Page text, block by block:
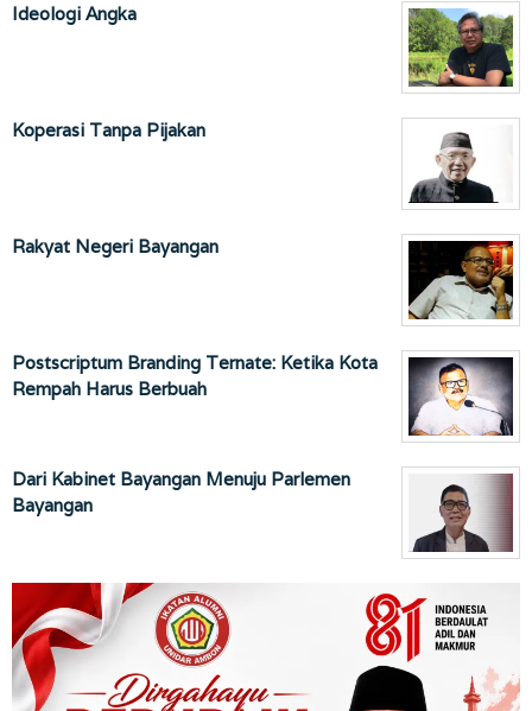
Ideologi Angka
Koperasi Tanpa Pijakan
Rakyat Negeri Bayangan
Postscriptum Branding Ternate: Ketika Kota
Rempah Harus Berbuah
Dari Kabinet Bayangan Menuju Parlemen
Bayangan